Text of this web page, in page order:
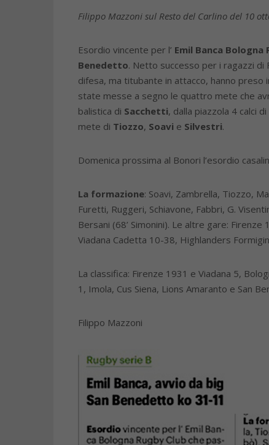
Filippo Mazzoni sul Resto del Carlino del 10
Esordio vincente per l’ Emil Banca Bologna
Benedetto. Netto successo per i ragazzi di
difesa, ma titubante in attacco, hanno preso
state messe a segno le quattro mete che
balistica di Sacchetti, dalla piazzola 4 calci
mete di Tiozzo, Soavi e Silvestri.
Domenica prossima al Bonori l’esordio
La formazione: Soavi, Zambrella, Tiozzo,
Furetti, Ruggeri, Schiavone, Fabbri, G.
Bersani (68’ Simonini). Le altre gare:
Viadana Cadetta 10-38, Highlanders
La classifica: Firenze 1931 e Viadana 5,
1, Imola, Cus Siena, Lions Amaranto e San
Filippo Mazzoni